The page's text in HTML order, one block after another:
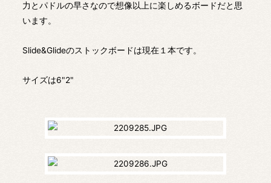
力とパドルの早さなので想像以上に楽しめるボードだと思
います。
Slide&Glideのストックボードは現在１本です。
サイズは6"2"